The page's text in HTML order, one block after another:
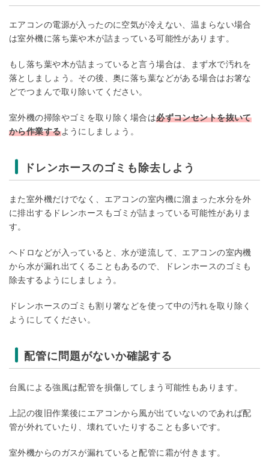
エアコンの電源が入ったのに空気が冷えない、温まらない場合
は室外機に落ち葉や木が詰まっている可能性があります。
もし落ち葉や木が詰まっていると言う場合は、まず水で汚れを
落としましょう。その後、奥に落ち葉などがある場合はお箸な
どでつまんで取り除いてください。
室外機の掃除やゴミを取り除く場合は必ずコンセントを抜いて
から作業するようにしましょう。
ドレンホースのゴミも除去しよう
また室外機だけでなく、エアコンの室内機に溜まった水分を外
に排出するドレンホースもゴミが詰まっている可能性がありま
す。
ヘドロなどが入っていると、水が逆流して、エアコンの室内機
から水が漏れ出てくることもあるので、ドレンホースのゴミも
除去するようにしましょう。
ドレンホースのゴミも割り箸などを使って中の汚れを取り除く
ようにしてください。
配管に問題がないか確認する
台風による強風は配管を損傷してしまう可能性もあります。
上記の復旧作業後にエアコンから風が出ていないのであれば配
管が外れていたり、壊れていたりすることも多いです。
室外機からのガスが漏れていると配管に霜が付きます。